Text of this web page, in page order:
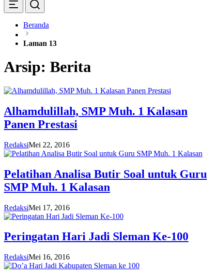
Beranda
Laman 13
Arsip: Berita
Alhamdulillah, SMP Muh. 1 Kalasan
Panen Prestasi
RedaksiMei 22, 2016
Pelatihan Analisa Butir Soal untuk Guru
SMP Muh. 1 Kalasan
RedaksiMei 17, 2016
Peringatan Hari Jadi Sleman Ke-100
RedaksiMei 16, 2016